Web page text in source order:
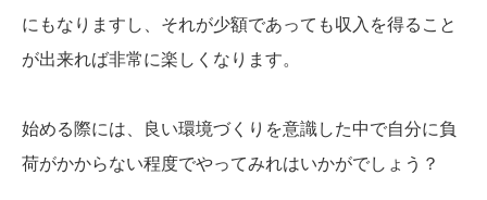
にもなりますし、それが少額であっても収入を得ること
が出来れば非常に楽しくなります。
始める際には、良い環境づくりを意識した中で自分に負
荷がかからない程度でやってみれはいかがでしょう？